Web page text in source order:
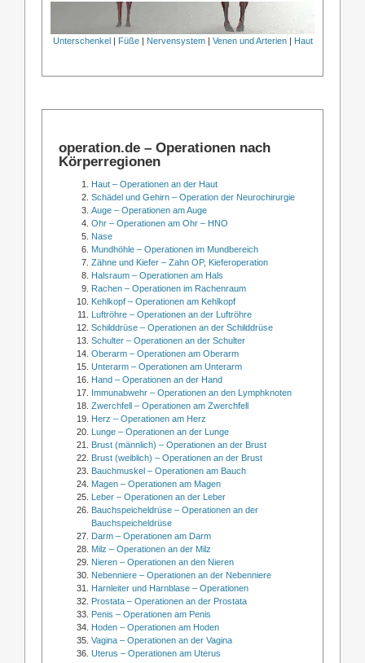
Unterschenkel Füße| Nervensystem| Venen und Arterien| Haut
operation.de – Operationen nach
Körperregionen
Haut – Operationen an der Haut
Schädel und Gehirn – Operation der Neurochirurgie
Auge – Operationen am Auge
Ohr – Operationen am Ohr – HNO
Nase
Mundhöhle – Operationen im Mundbereich
Zähne und Kiefer – Zahn OP, Kieferoperation
Halsraum – Operationen am Hals
Rachen – Operationen im Rachenraum
Kehlkopf – Operationen am Kehlkopf
Luftröhre – Operationen an der Luftröhre
Schilddrüse – Operationen an der Schilddrüse
Schulter – Operationen an der Schulter
Oberarm – Operationen am Oberarm
Unterarm – Operationen am Unterarm
Hand – Operationen an der Hand
Immunabwehr – Operationen an den Lymphknoten
Zwerchfell – Operationen am Zwerchfell
Herz – Operationen am Herz
Lunge – Operationen an der Lunge
Brust (männlich) – Operationen an der Brust
Brust (weiblich) – Operationen an der Brust
Bauchmuskel – Operationen am Bauch
Magen – Operationen am Magen
Leber – Operationen an der Leber
Bauchspeicheldrüse – Operationen an der
Bauchspeicheldrüse
Darm – Operationen am Darm
Milz – Operationen an der Milz
Nieren – Operationen an den Nieren
Nebenniere – Operationen an der Nebenniere
Harnleiter und Harnblase – Operationen
Prostata – Operationen an der Prostata
Penis – Operationen am Penis
Hoden – Operationen am Hoden
Vagina – Operationen an der Vagina
Uterus – Operationen am Uterus